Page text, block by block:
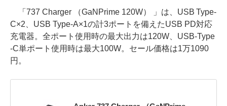
「737 Charger （GaNPrime 120W） 」は、USB Type-
C×2、USB Type-A×1の計3ポートを備えたUSB PD対応
充電器。全ポート使用時の最大出力は120W、USB-Type
-C単ポート使用時は最大100W。セール価格は1万1090
円。